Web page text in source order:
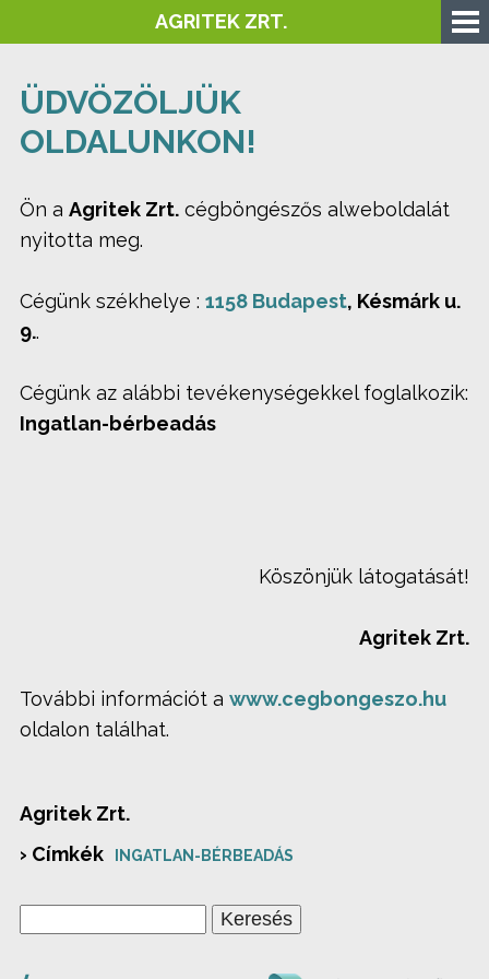
AGRITEK ZRT.
ÜDVÖZÖLJÜK
OLDALUNKON!
Ön a Agritek Zrt. cégböngészős alweboldalát
nyitotta meg.
Cégünk székhelye : 1158 Budapest, Késmárk u.
9..
Cégünk az alábbi tevékenységekkel foglalkozik:
Ingatlan-bérbeadás
Köszönjük látogatását!
Agritek Zrt.
További információt a www.cegbongeszo.hu
oldalon találhat.
Agritek Zrt.
› Címkék
INGATLAN-BÉRBEADÁS